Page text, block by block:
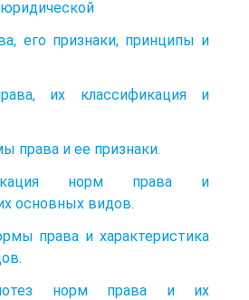
его признаки, принципы и
их классификация и
права и ее признаки.
норм права и
основных видов.
права и характеристика
норм права и их